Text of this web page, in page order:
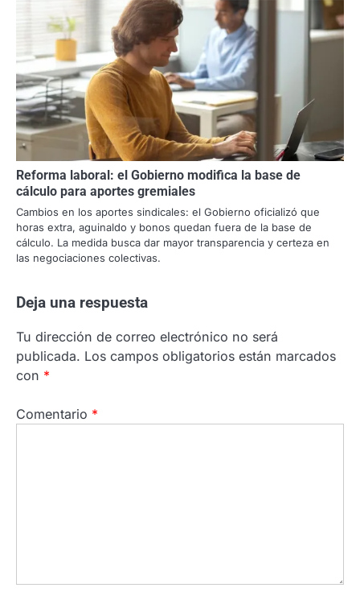
Reforma laboral: el Gobierno modifica la base de
cálculo para aportes gremiales
Cambios en los aportes sindicales: el Gobierno oficializó que
horas extra, aguinaldo y bonos quedan fuera de la base de
cálculo. La medida busca dar mayor transparencia y certeza en
las negociaciones colectivas.
Deja una respuesta
Tu dirección de correo electrónico no será
publicada. Los campos obligatorios están marcados
con *
Comentario *